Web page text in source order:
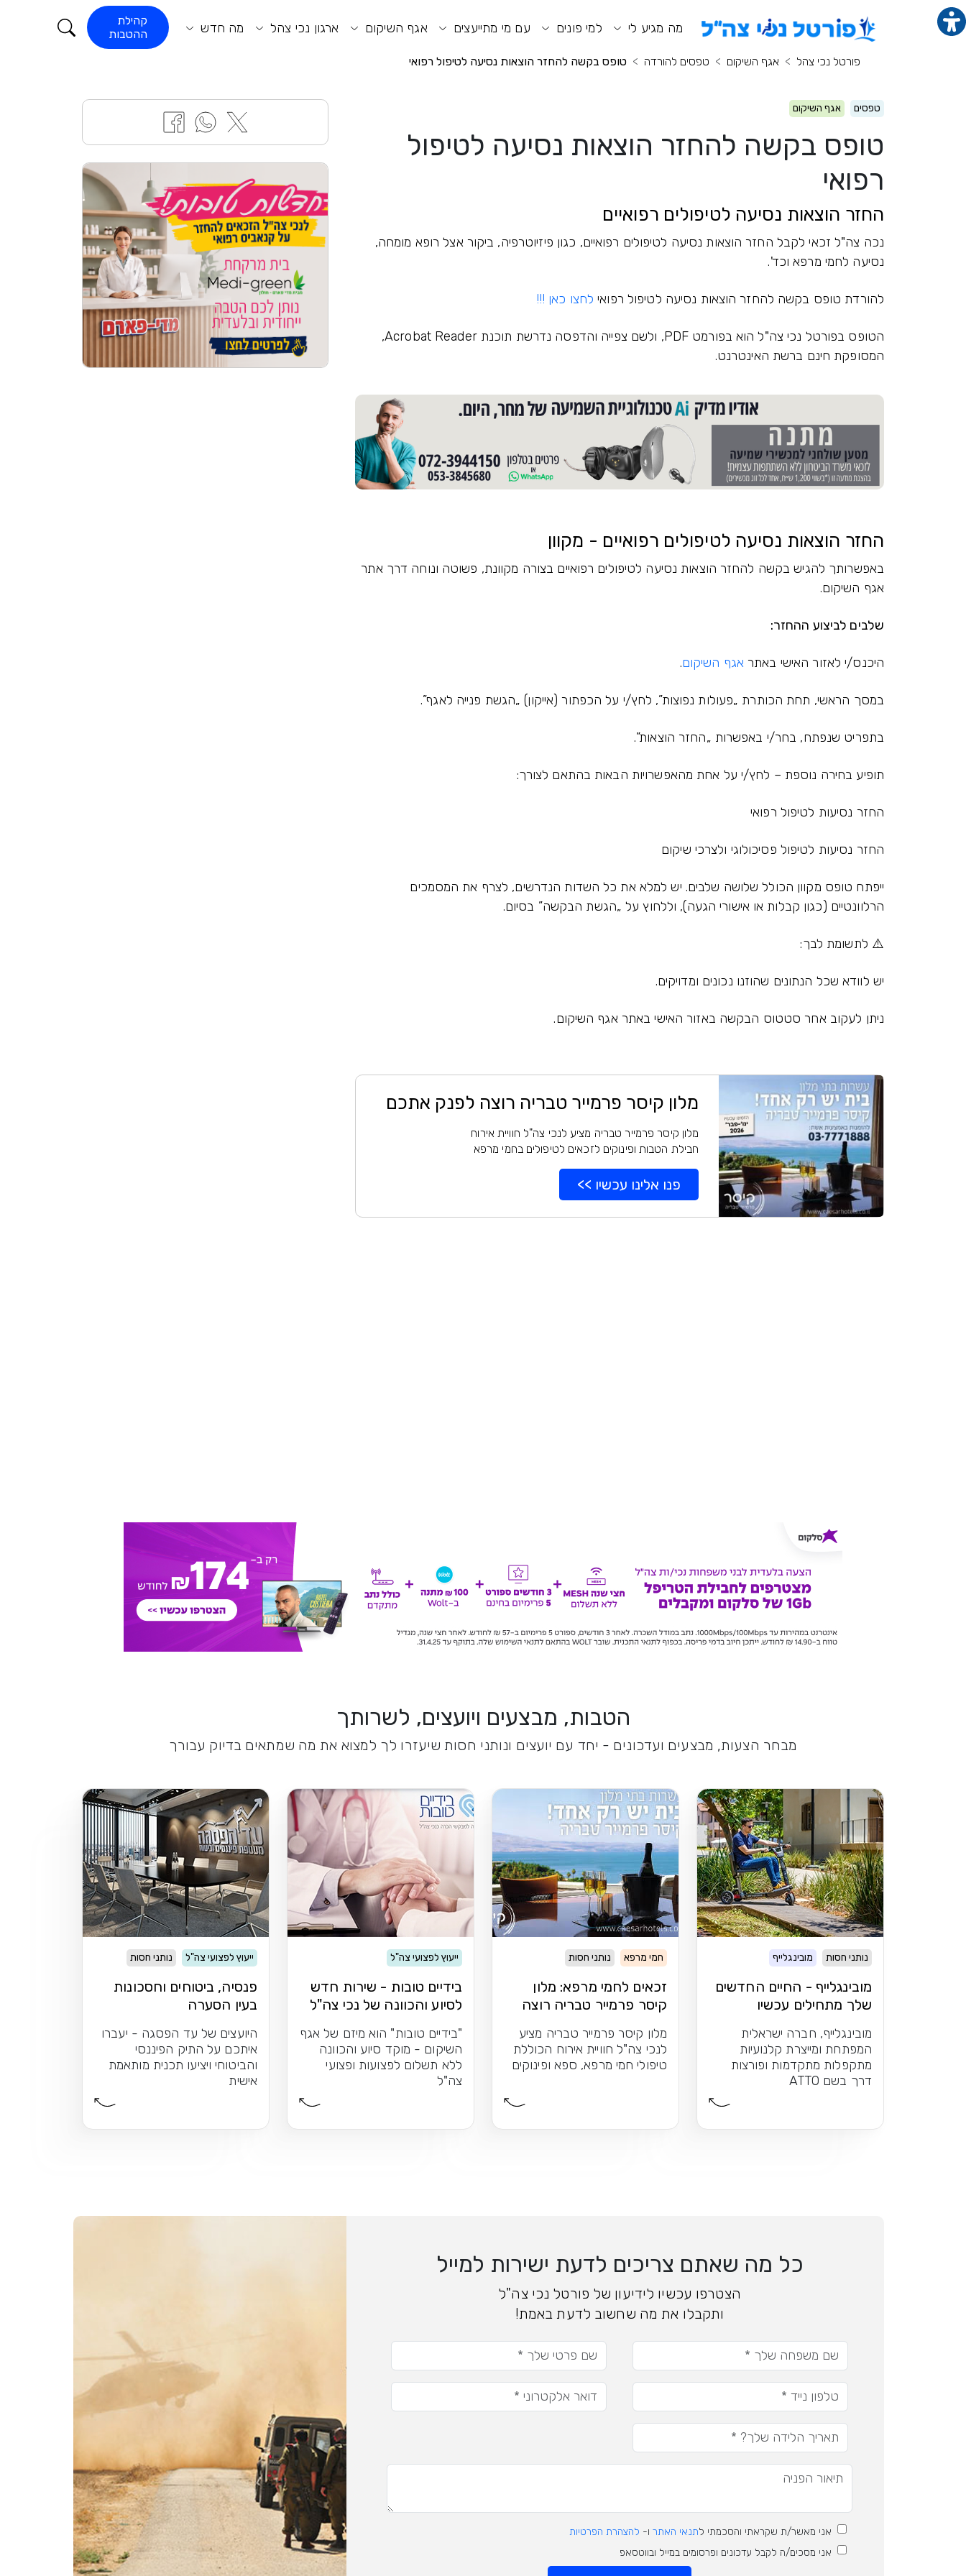
מה מגיע לי למי פונים עם מי מתייעצים אגף השיקום ארגון נכי צהל מה חדש
קהילת
ההטבות
פורטל נכי צהל
אגף השיקום טפסים להורדה טופס בקשה להחזר הוצאות נסיעה לטיפול רפואי
טפסים אגף השיקום
טופס בקשה להחזר הוצאות נסיעה לטיפול
רפואי
החזר הוצאות נסיעה לטיפולים רפואיים
נכה צה"ל זכאי לקבל החזר הוצאות נסיעה לטיפולים רפואיים, כגון פיזיוטרפיה, ביקור אצל רופא מומחה,
נסיעה לחמי מרפא וכד'.
להורדת טופס בקשה להחזר הוצאות נסיעה לטיפול רפואי לחצו כאן !!!
הטופס בפורטל נכי צה"ל הוא בפורמט PDF, ולשם צפייה והדפסה נדרשת תוכנת Acrobat Reader,
המסופקת חינם ברשת האינטרנט.
החזר הוצאות נסיעה לטיפולים רפואיים - מקוון
באפשרותך להגיש בקשה להחזר הוצאות נסיעה לטיפולים רפואיים בצורה מקוונת, פשוטה ונוחה דרך אתר
אגף השיקום.
שלבים לביצוע ההחזר:
היכנס/י לאזור האישי באתר אגף השיקום.
במסך הראשי, תחת הכותרת „פעולות נפוצות”, לחץ/י על הכפתור (אייקון) „הגשת פנייה לאגף”.
בתפריט שנפתח, בחר/י באפשרות „החזר הוצאות”.
תופיע בחירה נוספת – לחץ/י על אחת מהאפשרויות הבאות בהתאם לצורך:
החזר נסיעות לטיפול רפואי
החזר נסיעות לטיפול פסיכולוגי ולצרכי שיקום
ייפתח טופס מקוון הכולל שלושה שלבים. יש למלא את כל השדות הנדרשים, לצרף את המסמכים
הרלוונטיים (כגון קבלות או אישורי הגעה), וללחוץ על „הגשת הבקשה” בסיום.
⚠️ לתשומת לבך:
יש לוודא שכל הנתונים שהוזנו נכונים ומדויקים.
ניתן לעקוב אחר סטטוס הבקשה באזור האישי באתר אגף השיקום.
מלון קיסר פרמייר טבריה רוצה לפנק אתכם
מלון קיסר פרמייר טבריה מציע לנכי צה"ל חוויית אירוח
חבילת הטבות ופינוקים לזכאים לטיפולים בחמי מרפא
פנו אלינו עכשיו >>
הטבות, מבצעים ויועצים, לשרותך
מבחר הצעות, מבצעים ועדכונים - יחד עם יועצים ונותני חסות שיעזרו לך למצוא את מה שמתאים בדיוק עבורך
נותני חסות מובינגלייף
מובינגלייף - החיים החדשים
שלך מתחילים עכשיו
מובינגלייף, חברה ישראלית
המפתחת ומייצרת קלנועיות
מתקפלות מתקדמות ופורצות
דרך בשם ATTO
חמי מרפא נותני חסות
זכאים לחמי מרפא: מלון
קיסר פרמייר טבריה רוצה
מלון קיסר פרמייר טבריה מציע
לנכי צה"ל חוויית אירוח הכוללת
טיפולי חמי מרפא, ספא ופינוקים
ייעוץ לפצועי צה"ל
בידיים טובות - שירות חדש
לסיוע והכוונה של נכי צה"ל
"בידיים טובות" הוא מיזם של אגף
השיקום - מוקד סיוע והכוונה
ללא תשלום לפצועות ופצועי
צה"ל
ייעוץ לפצועי צה"ל נותני חסות
פנסיה, ביטוחים וחסכונות
בעין הסערה
היועצים של עד הפסגה - יעברו
איתכם על התיק הפיננסי
והביטוחי ויציעו תכנית מותאמת
אישית
כל מה שאתם צריכים לדעת ישירות למייל
הצטרפו עכשיו לידיעון של פורטל נכי צה"ל
ותקבלו את מה שחשוב לדעת באמת!
אני מאשר/ת שקראתי והסכמתי לתנאי האתר ו- להצהרת הפרטיות
אני מסכים/ה לקבל עדכונים ופרסומים במייל ובווטסאפ
תוכן מרכזי מנוע חיפוש תפריט ראשי תפריט נגישות קורא התוכן